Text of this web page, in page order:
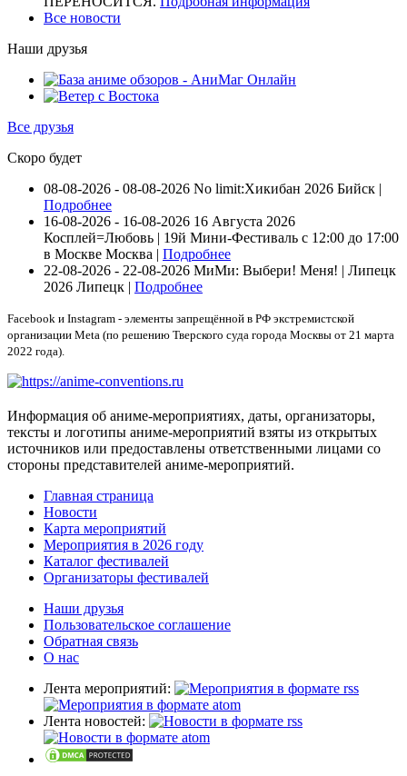
Все новости
Наши друзья
Все друзья
Скоро будет
08-08-2026 - 08-08-2026 No limit:Хикибан 2026 Бийск |
Подробнее
16-08-2026 - 16-08-2026 16 Августа 2026
Косплей=Любовь | 19й Мини-Фестиваль с 12:00 до 17:00
в Москве Москва | Подробнее
22-08-2026 - 22-08-2026 МиМи: Выбери! Меня! | Липецк
2026 Липецк | Подробнее
Facebook и Instagram - элементы запрещённой в РФ экстремистской
организации Meta (по решению Тверского суда города Москвы от 21 марта
2022 года).
Информация об аниме-мероприятиях, даты, организаторы,
тексты и логотипы аниме-мероприятий взяты из открытых
источников или предоставлены ответственными лицами со
стороны представителей аниме-мероприятий.
Главная страница
Новости
Карта мероприятий
Мероприятия в 2026 году
Каталог фестивалей
Организаторы фестивалей
Наши друзья
Пользовательское соглашение
Обратная связь
О нас
Лента мероприятий:
Лента новостей: